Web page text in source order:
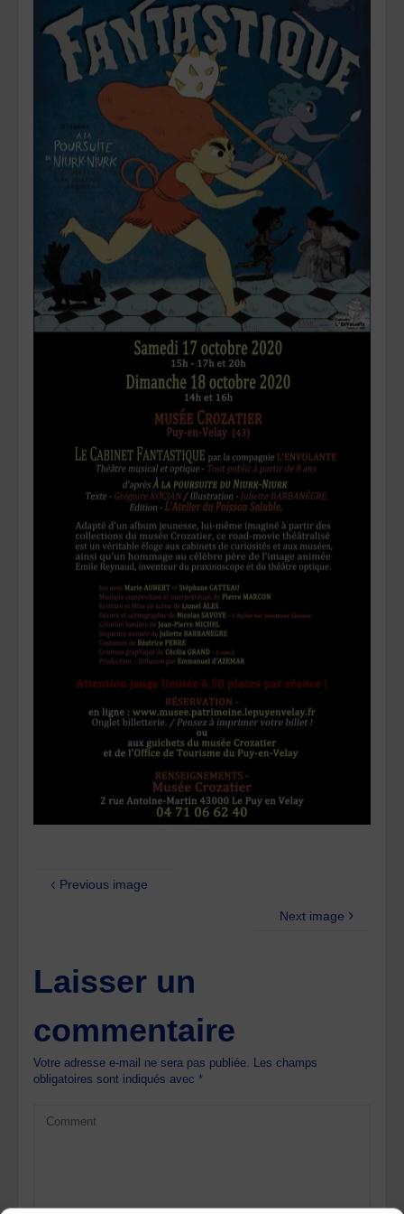
Previous image
Next image
Laisser un
commentaire
Votre adresse e-mail ne sera pas publiée. Les champs
obligatoires sont indiqués avec*